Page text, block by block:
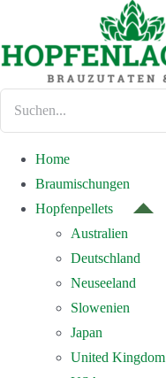
springen
Home
Braumischungen
Hopfenpellets
Australien
Deutschland
Neuseeland
Slowenien
Japan
United Kingdom